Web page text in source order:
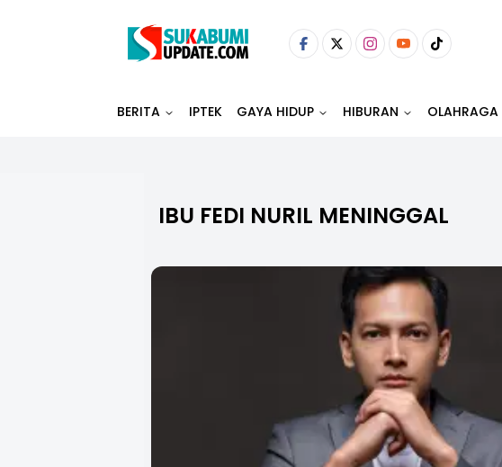
BERITA IPTEK GAYA HIDUP HIBURAN OLAHRAGA
IBU FEDI NURIL MENINGGAL